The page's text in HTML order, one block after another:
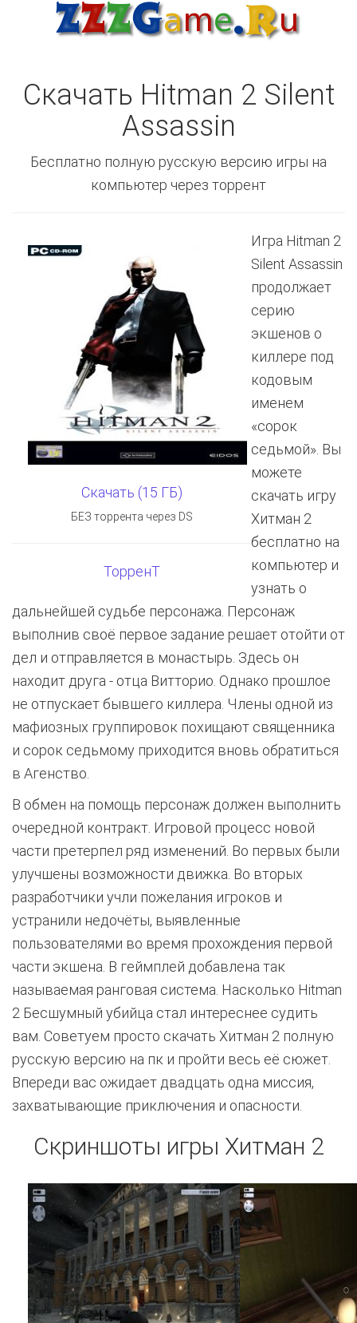
Скачать Hitman 2 Silent
Assassin
Бесплатно полную русскую версию игры на
компьютер через торрент
Скачать (15 ГБ)
БЕЗ торрента через DS
ТорренТ
Игра Hitman 2
Silent Assassin
продолжает
серию
экшенов о
киллере под
кодовым
именем
«сорок
седьмой». Вы
можете
скачать игру
Хитман 2
бесплатно на
компьютер и
узнать о
дальнейшей судьбе персонажа. Персонаж
выполнив своё первое задание решает отойти от
дел и отправляется в монастырь. Здесь он
находит друга - отца Витторио. Однако прошлое
не отпускает бывшего киллера. Члены одной из
мафиозных группировок похищают священника
и сорок седьмому приходится вновь обратиться
в Агенство.
В обмен на помощь персонаж должен выполнить
очередной контракт. Игровой процесс новой
части претерпел ряд изменений. Во первых были
улучшены возможности движка. Во вторых
разработчики учли пожелания игроков и
устранили недочёты, выявленные
пользователями во время прохождения первой
части экшена. В геймплей добавлена так
называемая ранговая система. Насколько Hitman
2 Бесшумный убийца стал интереснее судить
вам. Советуем просто скачать Хитман 2 полную
русскую версию на пк и пройти весь её сюжет.
Впереди вас ожидает двадцать одна миссия,
захватывающие приключения и опасности.
Скриншоты игры Хитман 2